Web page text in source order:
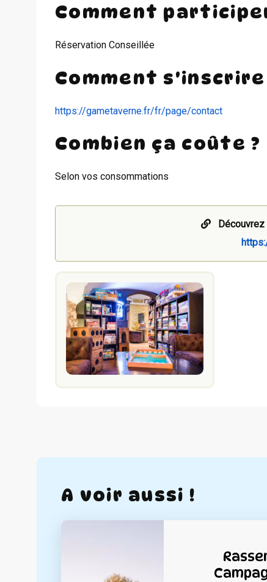
Comment
Réservation Conseillée
Comment s'inscrire
https://gametaverne.fr/fr/page/contact
Combien ça coûte ?
Selon vos consommations
A voir aussi !